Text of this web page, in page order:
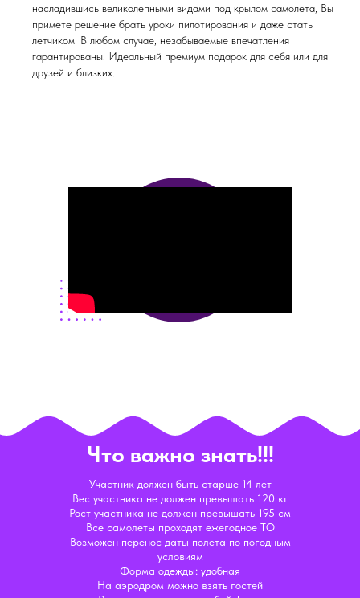
насладившись великолепными видами под крылом самолета, Вы
примете решение брать уроки пилотирования и даже стать
летчиком! В любом случае, незабываемые впечатления
гарантированы. Идеальный премиум подарок для себя или для
друзей и близких.
Что важно знать!!!
Участник должен быть старше 14 лет
Вес участника не должен превышать 120 кг
Рост участника не должен превышать 195 см
Все самолеты проходят ежегодное ТО
Возможен перенос даты полета по погодным
условиям
Форма одежды: удобная
На аэродром можно взять гостей